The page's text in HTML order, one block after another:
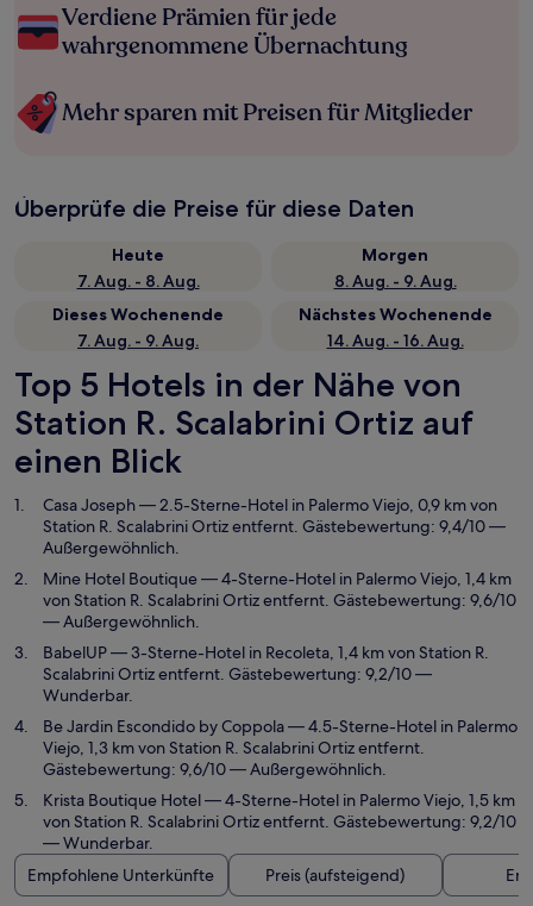
Verdiene Prämien für jede
wahrgenommene Übernachtung
Mehr sparen mit Preisen für Mitglieder
Überprüfe die Preise für diese Daten
Heute
7. Aug. - 8. Aug.
Morgen
8. Aug. - 9. Aug.
Dieses Wochenende
7. Aug. - 9. Aug.
Nächstes Wochenende
14. Aug. - 16. Aug.
Top 5 Hotels in der Nähe von
Station R. Scalabrini Ortiz auf
einen Blick
Casa Joseph— 2.5-Sterne-Hotel in Palermo Viejo, 0,9 km von
Station R. Scalabrini Ortiz entfernt. Gästebewertung: 9,4/10 —
Außergewöhnlich.
Mine Hotel Boutique— 4-Sterne-Hotel in Palermo Viejo, 1,4 km
von Station R. Scalabrini Ortiz entfernt. Gästebewertung: 9,6/10
— Außergewöhnlich.
BabelUP— 3-Sterne-Hotel in Recoleta, 1,4 km von Station R.
Scalabrini Ortiz entfernt. Gästebewertung: 9,2/10 —
Wunderbar.
Be Jardin Escondido by Coppola— 4.5-Sterne-Hotel in Palermo
Viejo, 1,3 km von Station R. Scalabrini Ortiz entfernt.
Gästebewertung: 9,6/10 — Außergewöhnlich.
Krista Boutique Hotel— 4-Sterne-Hotel in Palermo Viejo, 1,5 km
von Station R. Scalabrini Ortiz entfernt. Gästebewertung: 9,2/10
— Wunderbar.
Empfohlene Unterkünfte
Preis (aufsteigend)